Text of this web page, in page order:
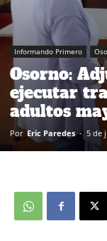
Informando Primero
Osorno:
ejecutar
adultos
Por Eric Paredes - 5 de